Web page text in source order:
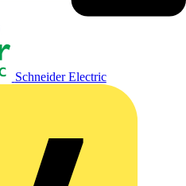
Schneider Electric